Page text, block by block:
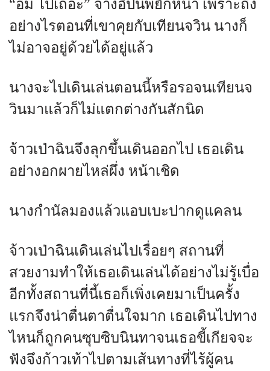
“อืม ไปเถอะ” จางอี้ปินพยักหน้า เพราะถึง
อย่างไรตอนที่เขาคุยกับเทียนจวิน นางก็
ไม่อาจอยู่ด้วยได้อยู่แล้ว
นางจะไปเดินเล่นตอนนี้หรือรอจนเทียนจ
วินมาแล้วก็ไม่แตกต่างกันสักนิด
จ้าวเป่าฉินจึงลุกขึ้นเดินออกไป เธอเดิน
อย่างอกผายไหล่ผึ่ง หน้าเชิด
นางกำนัลมองแล้วแอบเบะปากดูแคลน
จ้าวเป่าฉินเดินเล่นไปเรื่อยๆ สถานที่
สวยงามทำให้เธอเดินเล่นได้อย่างไม่รู้เบื่อ
อีกทั้งสถานที่นี้เธอก็เพิ่งเคยมาเป็นครั้ง
แรกจึงน่าตื่นตาตื่นใจมาก เธอเดินไปทาง
ไหนก็ถูกคนซุบซิบนินทาจนเธอขี้เกียจจะ
ฟังจึงก้าวเท้าไปตามเส้นทางที่ไร้ผู้คน